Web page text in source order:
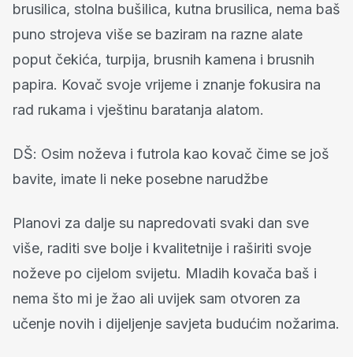
brusilica, stolna bušilica, kutna brusilica, nema baš
puno strojeva više se baziram na razne alate
poput čekića, turpija, brusnih kamena i brusnih
papira. Kovač svoje vrijeme i znanje fokusira na
rad rukama i vještinu baratanja alatom.
DŠ: Osim noževa i futrola kao kovač čime se još
bavite, imate li neke posebne narudžbe
Planovi za dalje su napredovati svaki dan sve
više, raditi sve bolje i kvalitetnije i raširiti svoje
noževe po cijelom svijetu. Mladih kovača baš i
nema što mi je žao ali uvijek sam otvoren za
učenje novih i dijeljenje savjeta budućim nožarima.